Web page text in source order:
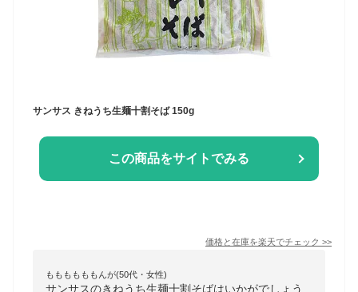
サンサス きねうち生麺十割そば 150g
この商品をサイトでみる
価格と在庫を楽天でチェック >>
ももももももんが(50代・女性)
サンサスのきねうち生麺十割そばはいかがでしょう